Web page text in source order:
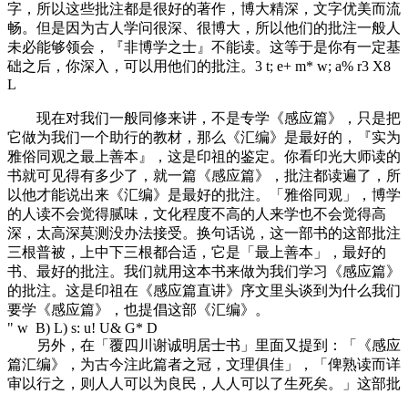
字，所以这些批注都是很好的著作，博大精深，文字优美而流
畅。但是因为古人学问很深、很博大，所以他们的批注一般人
未必能够领会，『非博学之士』不能读。这等于是你有一定基
础之后，你深入，可以用他们的批注。 3 t; e+ m* w; a% r3 X8
L
现在对我们一般同修来讲，不是专学《感应篇》，只是把
它做为我们一个助行的教材，那么《汇编》是最好的，『实为
雅俗同观之最上善本』，这是印祖的鉴定。你看印光大师读的
书就可见得有多少了，就一篇《感应篇》，批注都读遍了，所
以他才能说出来《汇编》是最好的批注。「雅俗同观」，博学
的人读不会觉得腻味，文化程度不高的人来学也不会觉得高
深，太高深莫测没办法接受。换句话说，这一部书的这部批注
三根普被，上中下三根都合适，它是「最上善本」，最好的
书、最好的批注。我们就用这本书来做为我们学习《感应篇》
的批注。这是印祖在《感应篇直讲》序文里头谈到为什么我们
要学《感应篇》，也提倡这部《汇编》。
" w B) L) s: u! U& G* D
另外，在「覆四川谢诚明居士书」里面又提到：「《感应
篇汇编》，为古今注此篇者之冠，文理俱佳」，「俾熟读而详
审以行之，则人人可以为良民，人人可以了生死矣。」这部批